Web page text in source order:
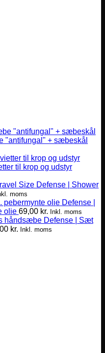
"antifungal" + sæbeskål
til krop og udstyr
Defense | Shower
moms
Defense |
olie 69,00 kr. Inkl. moms
Defense | Sæt
kr. Inkl. moms